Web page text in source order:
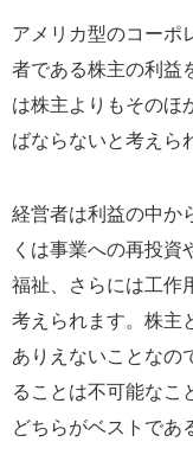
アメリカ型のコーポ
者である株主の利益
は株主よりもそのほ
ばならないと考えら
経営者は利益の中か
くは事業への再投
福祉、さらには工作
考えられます。株主
ありえないことなの
ることは不可能なこ
どちらがベストであ